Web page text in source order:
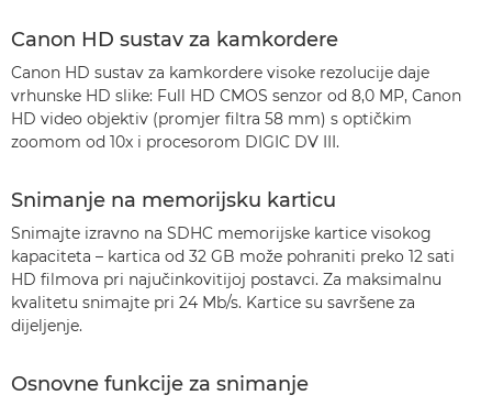
Canon HD sustav za kamkordere
Canon HD sustav za kamkordere visoke rezolucije daje
vrhunske HD slike: Full HD CMOS senzor od 8,0 MP, Canon
HD video objektiv (promjer filtra 58 mm) s optičkim
zoomom od 10x i procesorom DIGIC DV III.
Snimanje na memorijsku karticu
Snimajte izravno na SDHC memorijske kartice visokog
kapaciteta – kartica od 32 GB može pohraniti preko 12 sati
HD filmova pri najučinkovitijoj postavci. Za maksimalnu
kvalitetu snimajte pri 24 Mb/s. Kartice su savršene za
dijeljenje.
Osnovne funkcije za snimanje